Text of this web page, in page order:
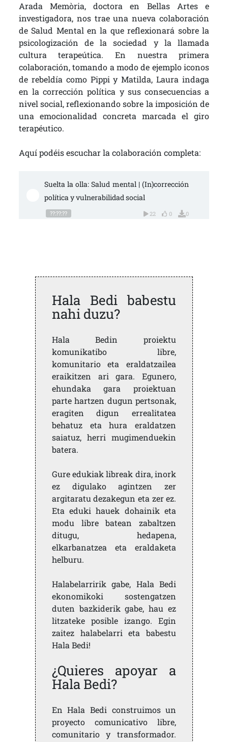
Arada Memòria, doctora en Bellas Artes e
investigadora, nos trae una nueva colaboración
de Salud Mental en la que reflexionará sobre la
psicologización de la sociedad y la llamada
cultura terapeútica. En nuestra primera
colaboración, tomando a modo de ejemplo iconos
de rebeldía como Pippi y Matilda, Laura indaga
en la corrección política y sus consecuencias a
nivel social, reflexionando sobre la imposición de
una emocionalidad concreta marcada el giro
terapéutico.
Aquí podéis escuchar la colaboración completa:
Suelta la olla: Salud mental | (In)corrección
política y vulnerabilidad social
??:??:?? 22 0 0
Hala Bedi babestu
nahi duzu?
Hala Bedin proiektu
komunikatibo libre,
komunitario eta eraldatzailea
eraikitzen ari gara. Egunero,
ehundaka gara proiektuan
parte hartzen dugun pertsonak,
eragiten digun errealitatea
behatuz eta hura eraldatzen
saiatuz, herri mugimenduekin
batera.
Gure edukiak libreak dira, inork
ez digulako agintzen zer
argitaratu dezakegun eta zer ez.
Eta eduki hauek dohainik eta
modu libre batean zabaltzen
ditugu, hedapena,
elkarbanatzea eta eraldaketa
helburu.
Halabelarririk gabe, Hala Bedi
ekonomikoki sostengatzen
duten bazkiderik gabe, hau ez
litzateke posible izango. Egin
zaitez halabelarri eta babestu
Hala Bedi!
¿Quieres apoyar a
Hala Bedi?
En Hala Bedi construimos un
proyecto comunicativo libre,
comunitario y transformador.